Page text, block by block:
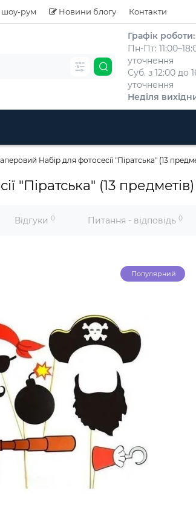
рум Новини блогу Контакти
Графік роботи:
Пн-Пт:
уточнення
Суб. з 12:00 до
уточнення
Неділя
Набір для фотосесії "Піратська" (13
"Піратська" (13 предметів)
Відгуки 0 Питання - відповідь 0
Популярний